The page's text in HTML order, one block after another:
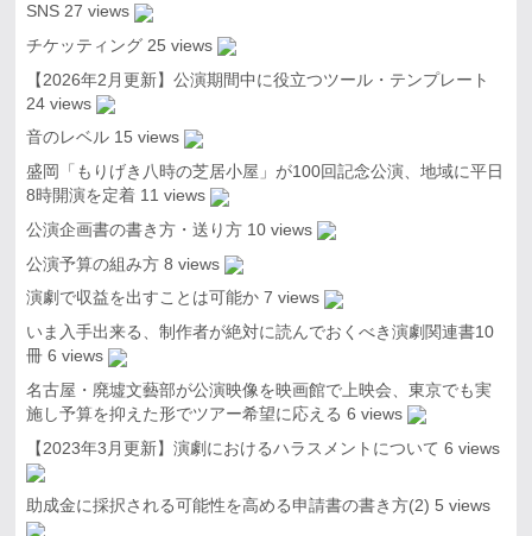
SNS 27 views
チケッティング 25 views
【2026年2月更新】公演期間中に役立つツール・テンプレート
24 views
音のレベル 15 views
盛岡「もりげき八時の芝居小屋」が100回記念公演、地域に平日
8時開演を定着 11 views
公演企画書の書き方・送り方 10 views
公演予算の組み方 8 views
演劇で収益を出すことは可能か 7 views
いま入手出来る、制作者が絶対に読んでおくべき演劇関連書10
冊 6 views
名古屋・廃墟文藝部が公演映像を映画館で上映会、東京でも実
施し予算を抑えた形でツアー希望に応える 6 views
【2023年3月更新】演劇におけるハラスメントについて 6 views
助成金に採択される可能性を高める申請書の書き方(2) 5 views